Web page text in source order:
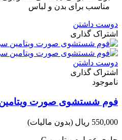
مناسب برای بدن و لباس
دوست داشتن
اشتراک گذاری
دوست داشتن
اشتراک گذاری
ناموجود
فوم شستشوی صورت ویتامین
550,000 ریال (بدون مالیات)